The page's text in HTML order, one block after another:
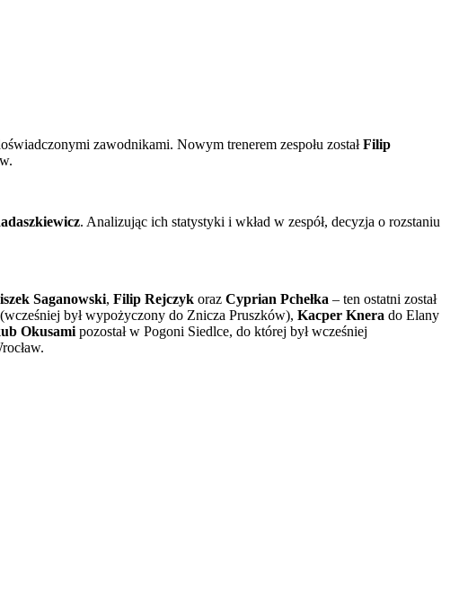
zawodnikami. Nowym trenerem zespołu zostałFilip
. Analizując ich statystyki i wkład w zespół, decyzja o rozstaniu
Saganowski, Filip Rejczyk oraz Cyprian Pchełka – ten ostatni został
był wypożyczony do Znicza Pruszków), Kacper Knera do Elany
Okusami pozostał w Pogoni Siedlce, do której był wcześniej